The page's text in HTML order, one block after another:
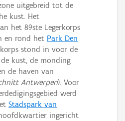
uitgebreid tot de
kust. Het
het 89ste Legerkorps
en rond het Park Den
stond in voor de
kust, de monding
de haven van
Antwerpen). Voor
werd
Stadspark van
ingericht